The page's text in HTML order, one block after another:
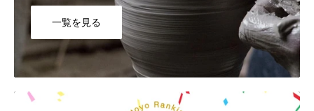
詳しくはご利用ガイドの
支払い方法をご覧ください。
Q8, カートに入れたのに買えませんでした。
システムの都合上、「カートに入れる＝在庫を確保」ではございませ
ん。他のお客様が先に注文を完了した場合には、カートに入れていた
としても、完売してしまう場合もございます。ご了承ください。
一覧を見る